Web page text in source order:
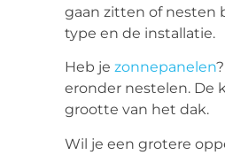
gaan zitten of nesten
type en de installatie.
Heb je zonnepanelen
eronder nestelen. De
grootte van het dak.
Wil je een grotere